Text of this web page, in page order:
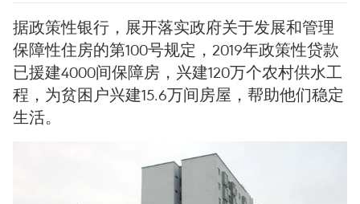
据政策性银行，展开落实政府关于发展和管理
保障性住房的第100号规定，2019年政策性贷款
已援建4000间保障房，兴建120万个农村供水工
程，为贫困户兴建15.6万间房屋，帮助他们稳定
生活。